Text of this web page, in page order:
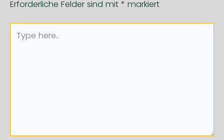
Erforderliche Felder sind mit * markiert
here..